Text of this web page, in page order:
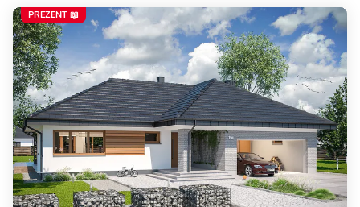
PREZENT 📖